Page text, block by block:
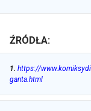
ŹRÓDŁA:
1. https://
ganta.html